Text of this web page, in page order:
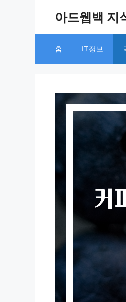
아드웹백 지
홈 IT정보